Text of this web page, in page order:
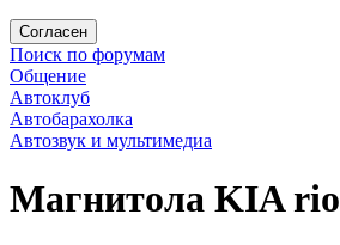
Согласен
Поиск по форумам
Общение
Автоклуб
Автобарахолка
Автозвук и мультимедиа
Магнитола KIA rio